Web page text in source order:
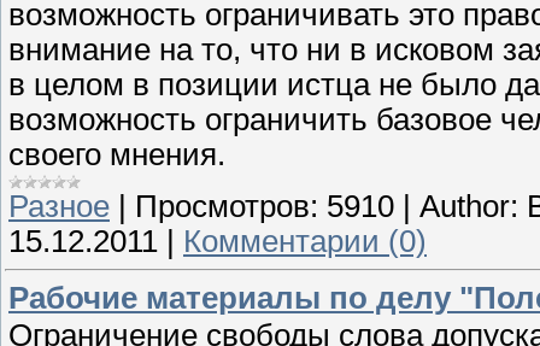
возможность ограничивать это
внимание на то, что ни в исковом
в целом в позиции истца не было
возможность ограничить базовое
своего мнения.
Разное | Просмотров: 5910 | Author:
15.12.2011 | Комментарии (0)
Рабочие материалы по делу
Ограничение свободы слова